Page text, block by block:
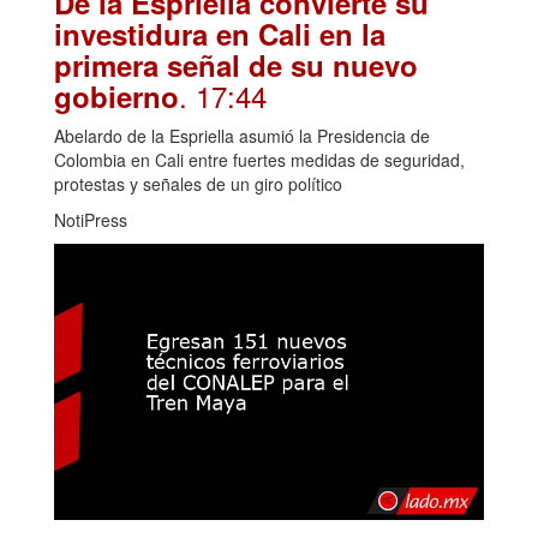
investidura en Cali en la
primera señal de su nuevo
gobierno. 17:44
Abelardo de la Espriella asumió la Presidencia de
Colombia en Cali entre fuertes medidas de seguridad,
protestas y señales de un giro político
NotiPress